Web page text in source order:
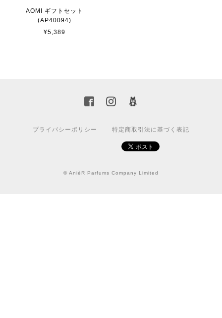
AOMI ギフトセット
(AP40094)
¥5,389
プライバシーポリシー 特定商取引法に基づく表記
© AnièR Parfums Company Limited